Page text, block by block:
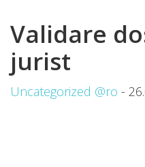
Validare
jurist
Uncategorized @ro -